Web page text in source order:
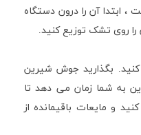
، ابتدا آن را درون دستگاه
را روی تشک توزیع کنید.
. بگذارید جوش شیرین
به شما زمان می دهد تا
و مایعات باقیمانده از